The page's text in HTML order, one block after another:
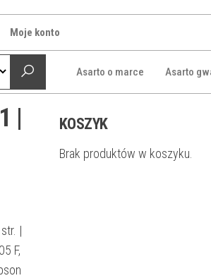
Moje konto
Asarto o marce Asarto
|
|
F,
KOSZYK
Brak produktów w koszyku.